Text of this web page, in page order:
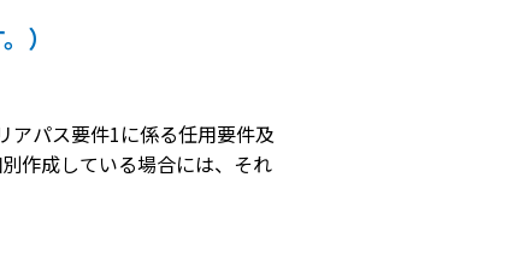
）
アパス要件1に係る任用要件及
作成している場合には、それ